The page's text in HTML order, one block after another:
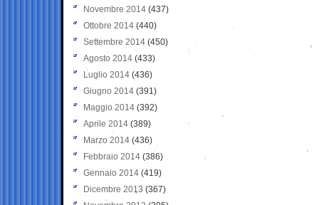
Novembre 2014 (437)
Ottobre 2014 (440)
Settembre 2014 (450)
Agosto 2014 (433)
Luglio 2014 (436)
Giugno 2014 (391)
Maggio 2014 (392)
Aprile 2014 (389)
Marzo 2014 (436)
Febbraio 2014 (386)
Gennaio 2014 (419)
Dicembre 2013 (367)